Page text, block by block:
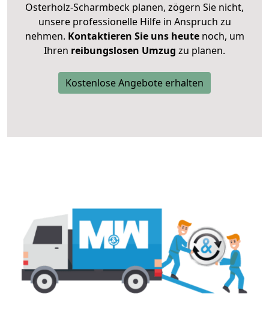
Osterholz-Scharmbeck planen, zögern Sie nicht,
unsere professionelle Hilfe in Anspruch zu
nehmen. Kontaktieren Sie uns heutenoch, um
Ihren reibungslosen Umzug zu planen.
Kostenlose Angebote erhalten